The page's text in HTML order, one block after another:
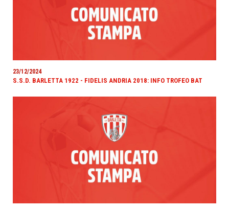
23/12/2024
S.S.D. BARLETTA 1922 - FIDELIS ANDRIA 2018: INFO TROFEO BAT